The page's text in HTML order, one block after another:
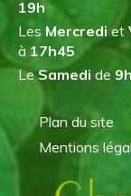
19h
Les Mercrediet
à17h45
LeSamedi de 9h
Plan du site
Mentions